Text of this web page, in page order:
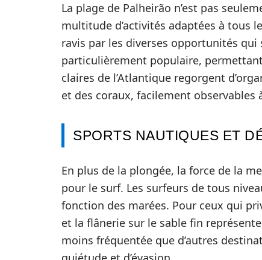
La plage de Palheirão n’est pas
multitude d’activités adaptées à tous
ravis par les diverses opportunités qui
particulièrement populaire,
claires de l’Atlantique regorgent
et des coraux, facilement observables
SPORTS NAUTIQUES ET
En plus de la plongée, la force de la
pour le surf. Les surfeurs de tous
fonction des marées. Pour ceux qui
et la flânerie sur le sable fin
moins fréquentée que d’autres